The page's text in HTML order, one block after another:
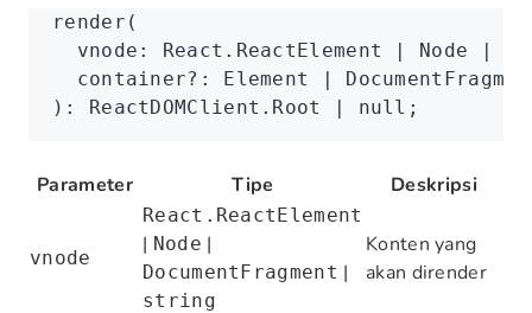
render (
  vnode:
React .ReactElement | Node |
  container
?: Element |
): ReactDOMClient .Root | null ;
Parameter Tipe Deskripsi
vnode
React.ReactElement
| Node |
DocumentFragment |
string
Konten yang
akan dirender